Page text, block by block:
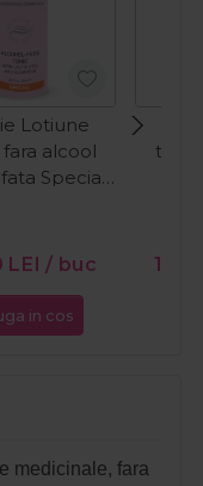
Lotiune
alcool
Special
LEI / buc
in cos
medicinale, fara